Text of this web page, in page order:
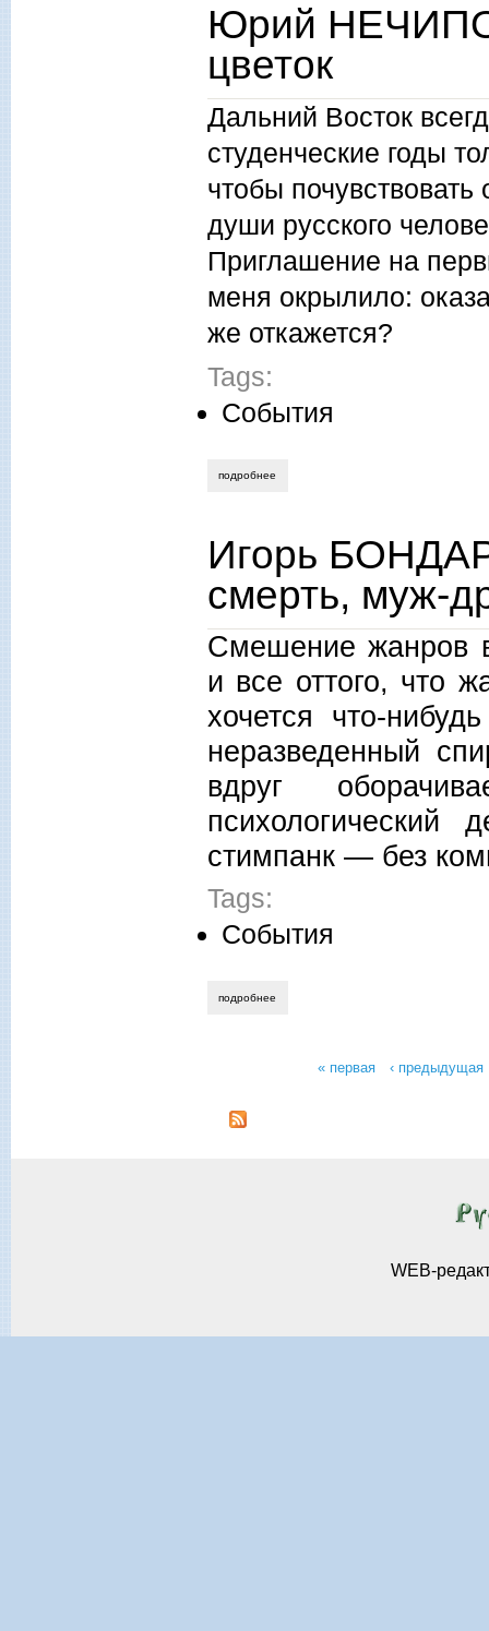
Юрий
цветок
Дальний Восток
студенческие годы
чтобы
души русского
Приглашение на
меня окрылило:
же откажется?
Tags:
События
подробнее
Игорь
смерть, муж-
Смешение жанров
и все оттого, что
хочется что-
неразведенный
вдруг
психологический
стимпанк — без
Tags:
События
подробнее
« первая ‹ предыдущая
WEB-